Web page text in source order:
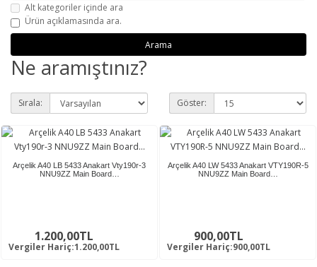
Alt kategoriler içinde ara
Ürün açıklamasında ara.
Ne aramıştınız?
Sırala: Göster:
Arçelik A40 LB 5433 Anakart Vty190r-3
NNU9ZZ Main Board…
1.200,00TL
Vergiler Hariç:1.200,00TL
Arçelik A40 LW 5433 Anakart VTY190R-5
NNU9ZZ Main Board…
900,00TL
Vergiler Hariç:900,00TL